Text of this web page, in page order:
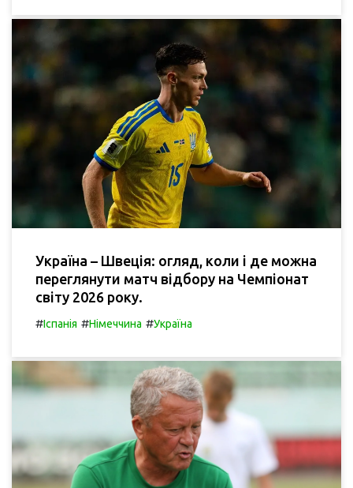
Україна – Швеція: огляд, коли і де можна
переглянути матч відбору на Чемпіонат
світу 2026 року.
#Іспанія #Німеччина #Україна